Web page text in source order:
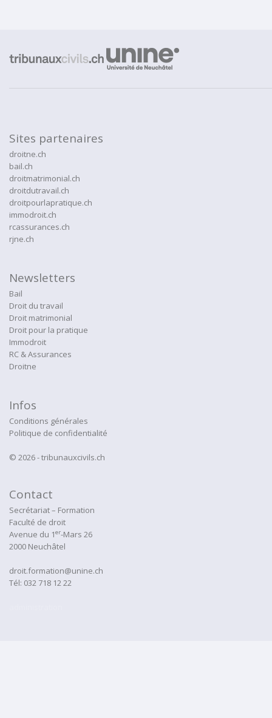
Sites partenaires
droitne.ch
bail.ch
droitmatrimonial.ch
droitdutravail.ch
droitpourlapratique.ch
immodroit.ch
rcassurances.ch
rjne.ch
Newsletters
Bail
Droit du travail
Droit matrimonial
Droit pour la pratique
Immodroit
RC & Assurances
Droitne
Infos
Conditions générales
Politique de confidentialité
© 2026 - tribunauxcivils.ch
Contact
Secrétariat – Formation
Faculté de droit
Avenue du 1er-Mars 26
2000 Neuchâtel
droit.formation@unine.ch
Tél: 032 718 12 22